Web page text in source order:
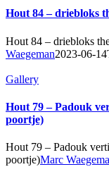
Hout 84 – driebloks
Hout 84 – driebloks
Waegeman2023-06-
Gallery
Hout 79 – Padouk
poortje)
Hout 79 – Padouk
poortje)Marc